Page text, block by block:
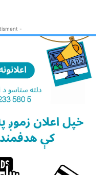
- Advertisment -